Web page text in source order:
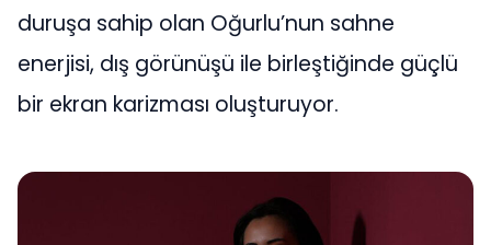
duruşa sahip olan Oğurlu’nun sahne
enerjisi, dış görünüşü ile birleştiğinde güçlü
bir ekran karizması oluşturuyor.